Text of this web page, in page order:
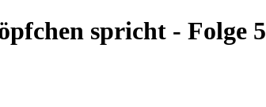
spricht - Folge 5